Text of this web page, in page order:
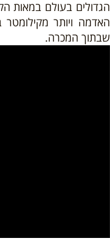
האדמה ויותר
שבתוך המכרה.